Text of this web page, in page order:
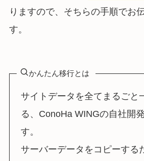
りますので、そちらの手順でお
す。
かんたん移行とは
サイトデータを全てまるごと
る、ConoHa WINGの自社開
す。
サーバーデータをコピーする